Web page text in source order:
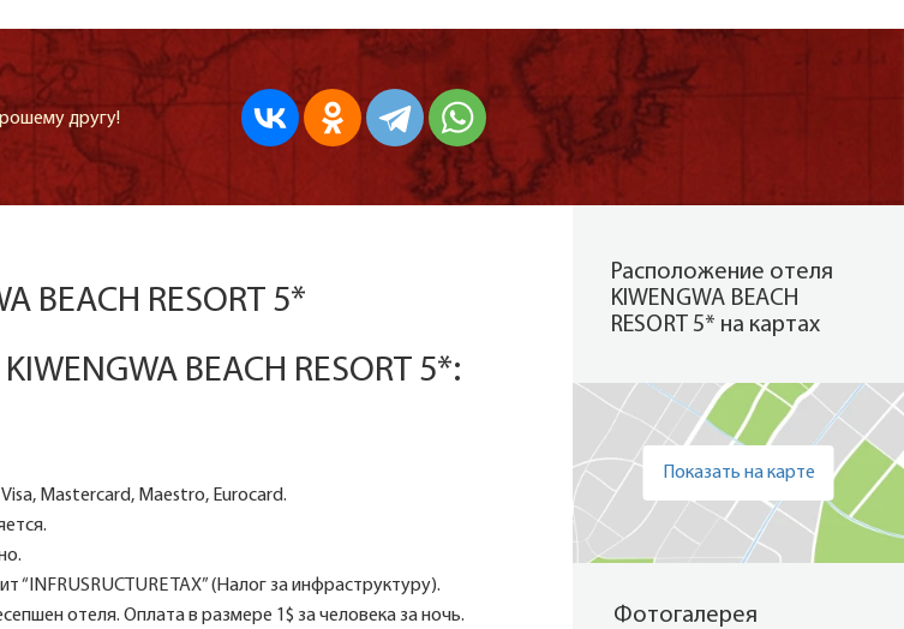
другу!
BEACH RESORT 5*
BEACH RESORT 5*:
Mastercard, Maestro, Eurocard.
TAX” (Налог за инфраструктуру).
отеля. Оплата в размере 1$ за человека за ночь.
Расположение отеля
KIWENGWA BEACH
RESORT 5* на картах
Показать на карте
Фотогалерея